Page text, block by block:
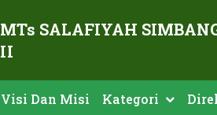
MTs SALAFIYAH
II
Visi Dan Misi Kategori